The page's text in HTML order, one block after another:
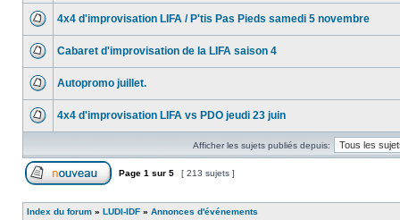
4x4 d'improvisation LIFA / P'tis Pas Pieds samedi 5 novembre
Cabaret d'improvisation de la LIFA saison 4
Autopromo juillet.
4x4 d'improvisation LIFA vs PDO jeudi 23 juin
Afficher les sujets publiés depuis:
Page 1 sur 5 [ 213 sujets ]
Index du forum » LUDI-IDF » Annonces d'événements